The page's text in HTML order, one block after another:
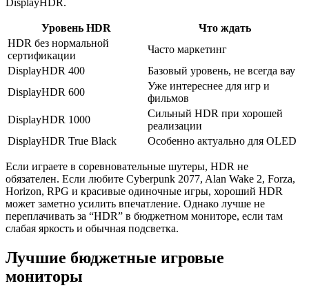
DisplayHDR.
Уровень HDR
Что ждать
HDR без нормальной
сертификации
Часто маркетинг
DisplayHDR 400
Базовый уровень, не всегда вау
DisplayHDR 600
Уже интереснее для игр и
фильмов
DisplayHDR 1000
Сильный HDR при хорошей
реализации
DisplayHDR True Black
Особенно актуально для OLED
Если играете в соревновательные шутеры, HDR не
обязателен. Если любите Cyberpunk 2077, Alan Wake 2, Forza,
Horizon, RPG и красивые одиночные игры, хороший HDR
может заметно усилить впечатление. Однако лучше не
переплачивать за “HDR” в бюджетном мониторе, если там
слабая яркость и обычная подсветка.
Лучшие бюджетные игровые
мониторы